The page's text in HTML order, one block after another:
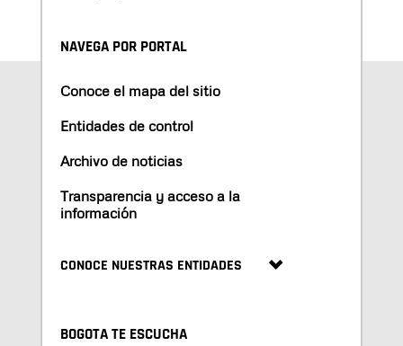
NAVEGA POR PORTAL
Conoce el mapa del sitio
Entidades de control
Archivo de noticias
Transparencia y acceso a la
información
CONOCE NUESTRAS ENTIDADES
BOGOTA TE ESCUCHA